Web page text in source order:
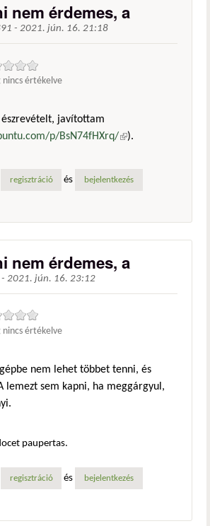
nem érdemes, a
- 2021. jún. 16. 21:18
nincs értékelve
észrevételt, javítottam
p/BsN74fHXrq/(külső
).
regisztráció és bejelentkezés
nem érdemes, a
- 2021. jún. 16. 23:12
nincs értékelve
nem lehet többet tenni, és
lemezt sem kapni, ha meggárgyul,
paupertas.
regisztráció és bejelentkezés